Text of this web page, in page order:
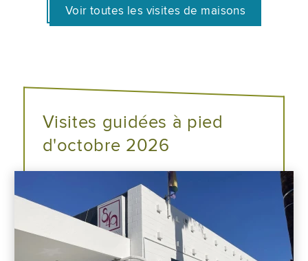
Voir toutes les visites de maisons
Visites guidées à pied
d'octobre 2026